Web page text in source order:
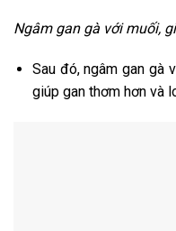
Ngâm gan gà với muối,
Sauđó, ngâm gan gà
giúp gan thơm hơn và